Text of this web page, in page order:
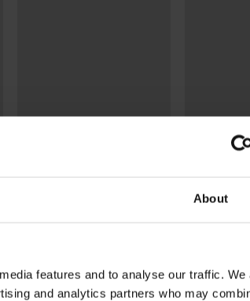
About
features and to analyse our traffic. We
and analytics partners who may
2+1
Спортни
Belkin до
артикули